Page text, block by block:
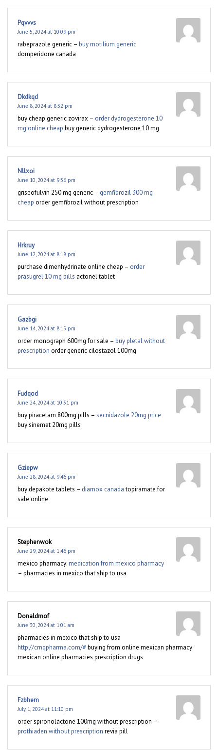
Pqvvvs
June 5, 2024 at 10:09 pm
rabeprazole generic – buy motilium generic
domperidone canada
Dkdkqd
June 8, 2024 at 8:32 pm
buy cheap generic zovirax – order dydrogesterone 10
mg online cheap buy generic dydrogesterone 10 mg
Nllxoi
June 10, 2024 at 9:36 pm
griseofulvin 250 mg generic – gemfibrozil 300 mg
cheap order gemfibrozil without prescription
Hrkruy
June 12, 2024 at 8:18 pm
purchase dimenhydrinate online cheap – order
prasugrel 10 mg pills actonel tablet
Gazbgi
June 14, 2024 at 8:15 pm
order monograph 600mg for sale – buy pletal without
prescription order generic cilostazol 100mg
Fudqod
June 24, 2024 at 10:31 pm
buy piracetam 800mg pills – secnidazole 20mg price
buy sinemet 20mg pills
Gziepw
June 28, 2024 at 9:46 pm
buy depakote tablets – diamox canadatopiramate for
sale online
Stephenwok
June 29, 2024 at 1:46 pm
mexico pharmacy:medication from mexico pharmacy
– pharmacies in mexico that ship to usa
Donaldmof
June 30, 2024 at 1:01 am
pharmacies in mexico that ship to usa
http://cmqpharma.com/#buying from online mexican pharmacy
mexican online pharmacies prescription drugs
Fzbhem
July 1, 2024 at 11:10 pm
order spironolactone 100mg without prescription –
prothiaden without prescription revia pill